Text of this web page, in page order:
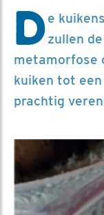
De
zullen
metamorfose
kuiken tot
prachtig